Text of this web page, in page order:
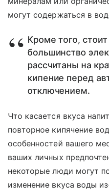
могут содержаться в
Кроме того, стоит
большинство
рассчитаны на
кипение перед
отключением.
Что касается вкуса
повторное кипячение
особенностей вашего
ваших личных
некоторые люди могут
изменение вкуса воды